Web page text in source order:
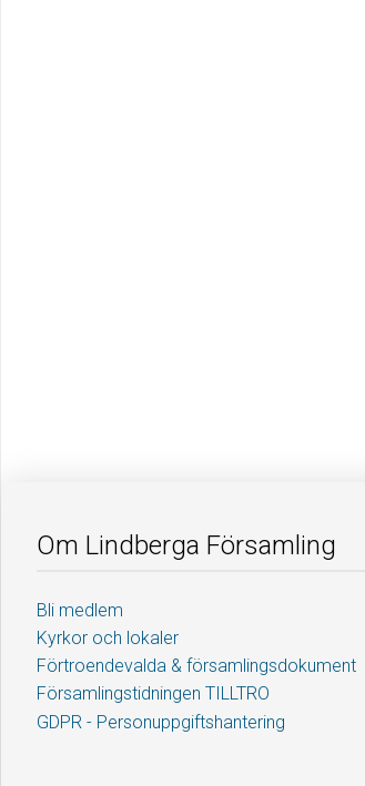
Om Lindberga Församling
Bli medlem
Kyrkor och lokaler
Förtroendevalda & församlingsdokument
Församlingstidningen TILLTRO
GDPR - Personuppgiftshantering